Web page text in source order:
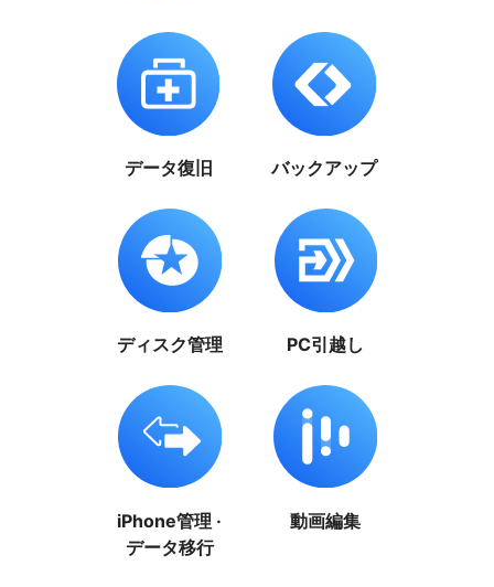
データ復旧 バックアップ
ディスク管理 PC引越し
iPhone管理 ·
データ移行
動画編集